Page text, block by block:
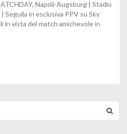
Napoli-Augsburg | Stadio
in esclusiva PPV su Sky
in vista del match amichevole in